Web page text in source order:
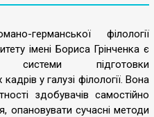
германської філології
імені Бориса Грінченка є
підготовки
у галузі філології. Вона
здобувачів самостійно
опановувати сучасні методи